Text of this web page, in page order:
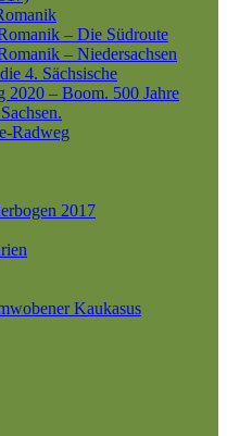
– Die Südroute
– Niedersachsen
4. Sächsische
2020 – Boom. 500 Jahre
Radweg
2017
Kaukasus